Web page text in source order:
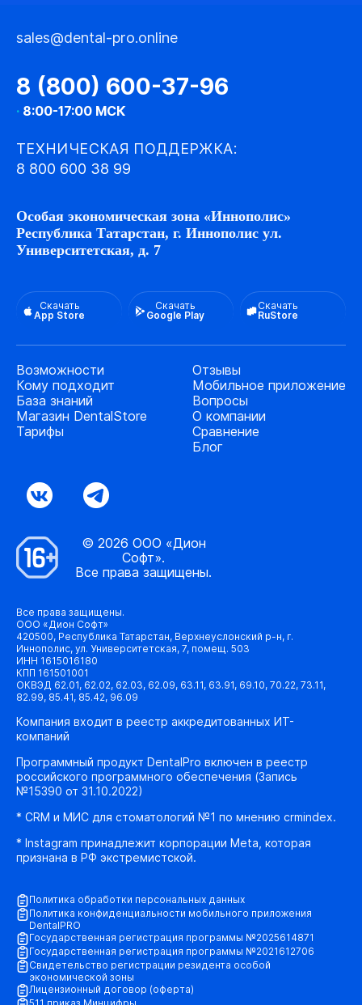
sales@dental-pro.online
8 (800) 600-37-96
· 8:00-17:00 МСК
ТЕХНИЧЕСКАЯ ПОДДЕРЖКА:
8 800 600 38 99
Особая экономическая зона «Иннополис»
Республика Татарстан, г. Иннополис ул.
Университетская, д. 7
Скачать
App Store
Скачать
Google Play
Скачать
RuStore
Возможности
Кому подходит
База знаний
Магазин DentalStore
Тарифы
Отзывы
Мобильное приложение
Вопросы
О компании
Сравнение
Блог
© 2026 ООО «Дион
Софт».
Все права защищены.
Все права защищены.
ООО «Дион Софт»
420500, Республика Татарстан, Верхнеуслонский р-н, г.
Иннополис, ул. Университетская, 7, помещ. 503
ИНН 1615016180
КПП 161501001
ОКВЭД 62.01, 62.02, 62.03, 62.09, 63.11, 63.91, 69.10, 70.22, 73.11,
82.99, 85.41, 85.42, 96.09
Компания входит в реестр аккредитованных ИТ-
компаний
Программный продукт DentalPro включен в реестр
российского программного обеспечения (Запись
№15390 от 31.10.2022)
* CRM и МИС для стоматологий №1 по мнению crmindex.
* Instagram принадлежит корпорации Meta, которая
признана в РФ экстремистской.
Политика обработки персональных данных
Политика конфиденциальности мобильного приложения
DentalPRO
Государственная регистрация программы №2025614871
Государственная регистрация программы №2021612706
Свидетельство регистрации резидента особой
экономической зоны
Лицензионный договор (оферта)